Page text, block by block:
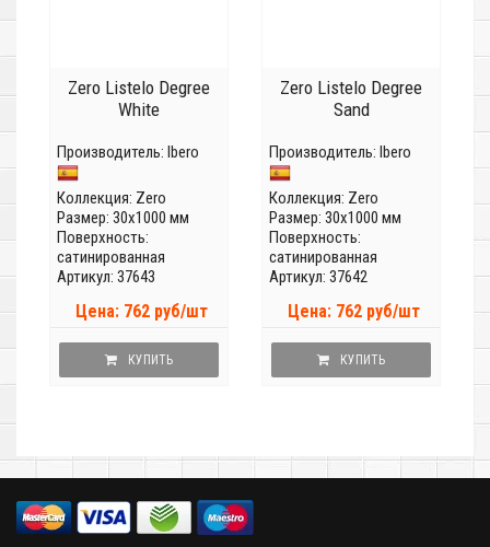
Zero Listelo Degree
White
Производитель: Ibero
Коллекция: Zero
Размер: 30x1000 мм
Поверхность:
сатинированная
Артикул: 37643
Цена: 762 руб/шт
КУПИТЬ
Zero Listelo Degree
Sand
Производитель: Ibero
Коллекция: Zero
Размер: 30x1000 мм
Поверхность:
сатинированная
Артикул: 37642
Цена: 762 руб/шт
КУПИТЬ